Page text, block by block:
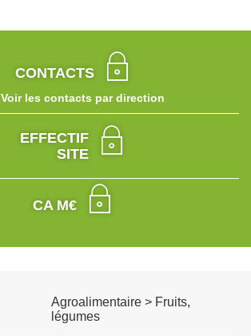
CONTACTS
Voir les contacts par direction
EFFECTIF
SITE
CA M€
Agroalimentaire > Fruits,
légumes